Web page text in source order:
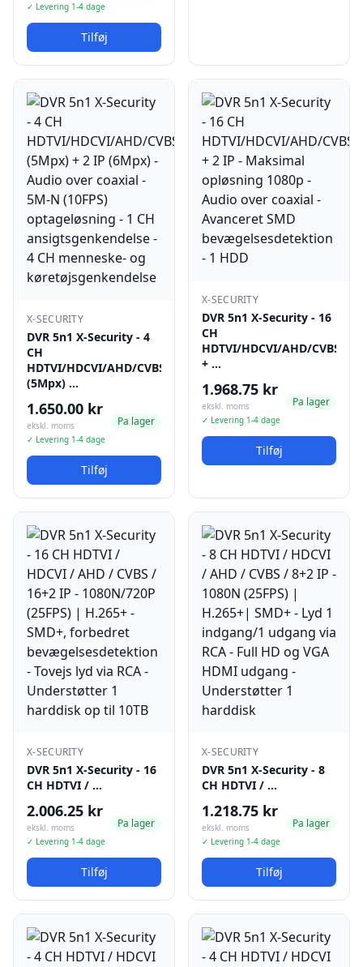
✓ Levering 1-4 dage
Tilføj
X-SECURITY
DVR 5n1 X-Security - 4
CH
HDTVI/HDCVI/AHD/CVBS
(5Mpx) …
1.650.00 kr
ekskl. moms
✓ Levering 1-4 dage
Pa lager
Tilføj
X-SECURITY
DVR 5n1 X-Security - 16
CH
HDTVI/HDCVI/AHD/CVBS
+ …
1.968.75 kr
ekskl. moms
✓ Levering 1-4 dage
Pa lager
Tilføj
X-SECURITY
DVR 5n1 X-Security - 16
CH HDTVI / …
2.006.25 kr
ekskl. moms
✓ Levering 1-4 dage
Pa lager
Tilføj
X-SECURITY
DVR 5n1 X-Security - 8
CH HDTVI / …
1.218.75 kr
ekskl. moms
✓ Levering 1-4 dage
Pa lager
Tilføj